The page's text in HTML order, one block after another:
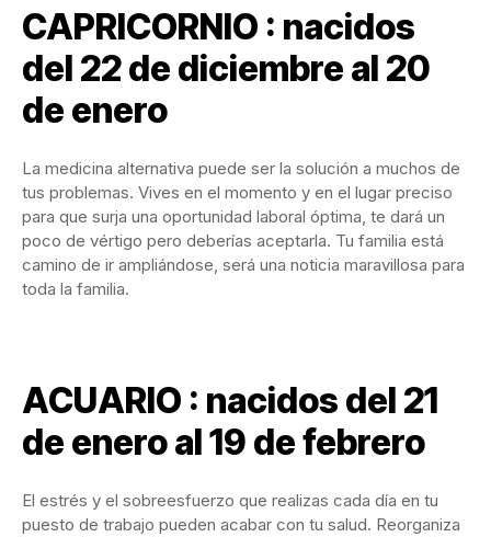
CAPRICORNIO : nacidos
del 22 de diciembre al 20
de enero
La medicina alternativa puede ser la solución a muchos de
tus problemas. Vives en el momento y en el lugar preciso
para que surja una oportunidad laboral óptima, te dará un
poco de vértigo pero deberías aceptarla. Tu familia está
camino de ir ampliándose, será una noticia maravillosa para
toda la familia.
ACUARIO : nacidos del 21
de enero al 19 de febrero
El estrés y el sobreesfuerzo que realizas cada día en tu
puesto de trabajo pueden acabar con tu salud. Reorganiza